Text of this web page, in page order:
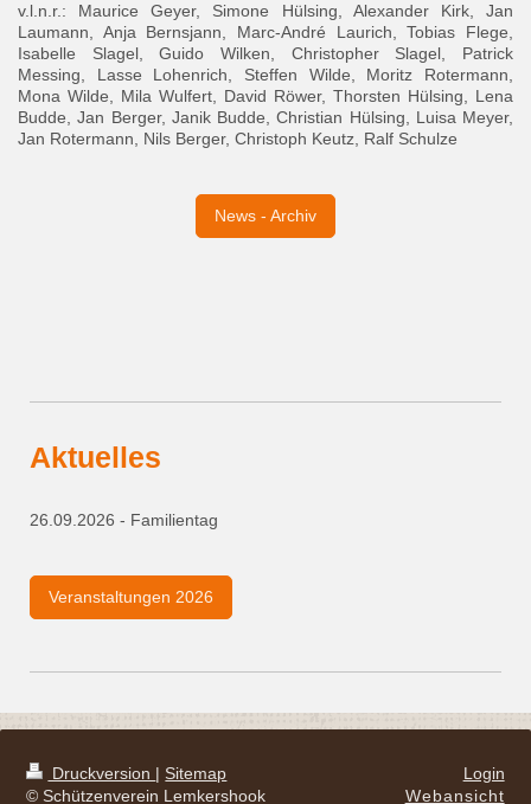
v.l.n.r.: Maurice Geyer, Simone Hülsing, Alexander Kirk, Jan
Laumann, Anja Bernsjann, Marc-André Laurich, Tobias Flege,
Isabelle Slagel, Guido Wilken, Christopher Slagel, Patrick
Messing, Lasse Lohenrich, Steffen Wilde, Moritz Rotermann,
Mona Wilde, Mila Wulfert, David Röwer, Thorsten Hülsing, Lena
Budde, Jan Berger, Janik Budde, Christian Hülsing, Luisa Meyer,
Jan Rotermann, Nils Berger, Christoph Keutz, Ralf Schulze
News - Archiv
Aktuelles
26.09.2026 - Familientag
Veranstaltungen 2026
Druckversion | Sitemap
© Schützenverein Lemkershook
Login
Webansicht